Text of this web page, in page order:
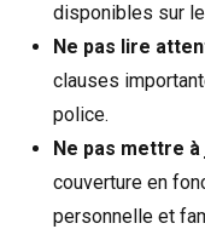
disponibles sur
Ne pas lire
clauses
police.
Ne pas mettre
couverture en
personnelle et